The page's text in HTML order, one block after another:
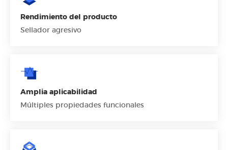
Rendimiento del producto
Sellador agresivo
Amplia aplicabilidad
Múltiples propiedades funcionales